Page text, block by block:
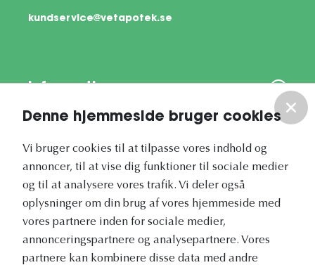
Denne hjemmeside bruger cookies
Vi bruger cookies til at tilpasse vores indhold og
annoncer, til at vise dig funktioner til sociale medier
og til at analysere vores trafik. Vi deler også
oplysninger om din brug af vores hjemmeside med
vores partnere inden for sociale medier,
annonceringspartnere og analysepartnere. Vores
partnere kan kombinere disse data med andre
kundservice@vetapotek.se
Information
Vores nyhedsbrev